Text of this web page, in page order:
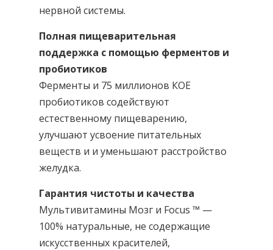
нервной системы.
Полная пищеварительная
поддержка с помощью ферментов и
пробиотиков
Ферменты и 75 миллионов КОЕ
пробиотиков содействуют
естественному пищеварению,
улучшают усвоение питательных
веществ и и уменьшают расстройство
желудка.
Гарантия чистоты и качества
Мультивитамины Мозг и Focus ™ —
100% натуральные, не содержащие
искусственных красителей,